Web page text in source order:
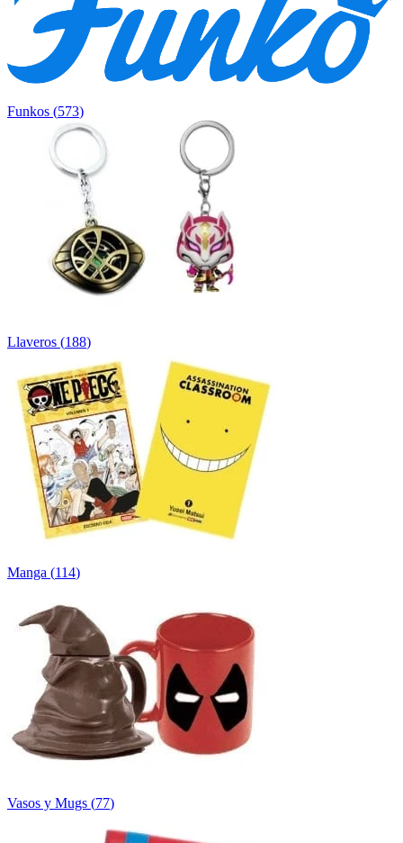
Funkos (573)
Llaveros (188)
Manga (114)
Vasos y Mugs (77)